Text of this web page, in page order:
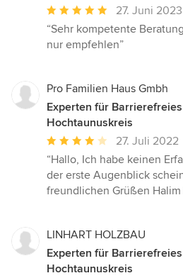
Durchschnittliche
Bewertung:
5
Sternen
27. Juni 2023
“Sehr kompetente
nur empfehlen”
Pro Familien Haus Gmbh
Experten für
Hochtaunuskreis
Durchschnittliche
Bewertung:
4
von
27. Juli 2022
“Hallo, Ich habe keinen
der erste Augenblick
freundlichen Grüßen Halim
LINHART HOLZBAU
Experten für
Hochtaunuskreis